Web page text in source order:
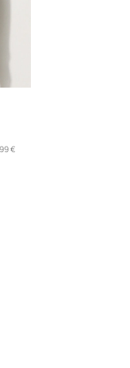
€